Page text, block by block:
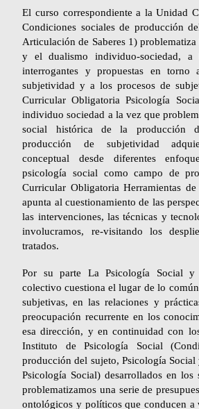
El curso correspondiente a la Unidad
Condiciones sociales de producción
Articulación de Saberes 1)
y el dualismo individuo-sociedad,
interrogantes y propuestas en
subjetividad y a los procesos de
Curricular Obligatoria Psicología
individuo sociedad a la vez que
social histórica de la producción
producción de subjetividad
conceptual desde diferentes
psicología social como campo de
Curricular Obligatoria Herramientas
apunta al cuestionamiento de las
las intervenciones, las técnicas y
involucramos, re-visitando los
tratados.
Por su parte La Psicología Social
colectivo cuestiona el lugar de lo
subjetivas, en las relaciones y
preocupación recurrente en los
esa dirección, y en continuidad con
Instituto de Psicología Social
producción del sujeto, Psicología Social
Psicología Social) desarrollados en los
problematizamos una serie de
ontológicos y políticos que conducen a